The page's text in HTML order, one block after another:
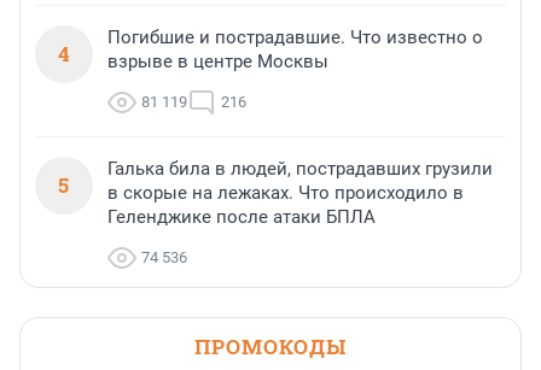
4
Погибшие и пострадавшие. Что известно о
взрыве в центре Москвы
81 119 216
5
Галька била в людей, пострадавших грузили
в скорые на лежаках. Что происходило в
Геленджике после атаки БПЛА
74 536
ПРОМОКОДЫ